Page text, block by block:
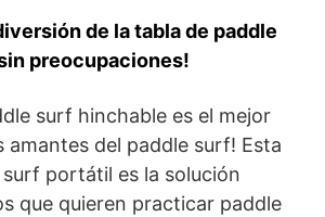
de la tabla de paddle
preocupaciones!
surf hinchable es el mejor
amantes del paddle surf! Esta
portátil es la solución
que quieren practicar paddle